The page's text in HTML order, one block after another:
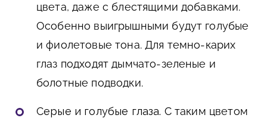
цвета, даже с блестящими добавками.
Особенно выигрышными будут голубые
и фиолетовые тона. Для темно-карих
глаз подходят дымчато-зеленые и
болотные подводки.
Серые и голубые глаза. С таким цветом